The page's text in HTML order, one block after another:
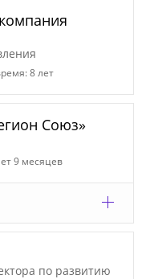
8 лет
Союз»
9 месяцев
по развитию